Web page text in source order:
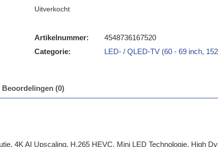
Uitverkocht
Artikelnummer:
4548736167520
Categorie:
LED- / QLED-TV (60 - 69 inch,
Beoordelingen (0)
4K AI Upscaling, H.265 HEVC, Mini LED Technologie, High